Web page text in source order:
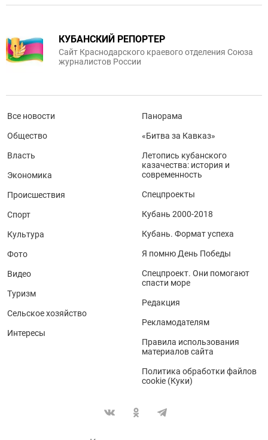
КУБАНСКИЙ РЕПОРТЕР
Сайт Краснодарского краевого отделения Союза
журналистов России
Все новости
Общество
Власть
Экономика
Происшествия
Спорт
Культура
Фото
Видео
Туризм
Сельское хозяйство
Интересы
Панорама
«Битва за Кавказ»
Летопись кубанского
казачества: история и
современность
Спецпроекты
Кубань 2000-2018
Кубань. Формат успеха
Я помню День Победы
Спецпроект. Они помогают
спасти море
Редакция
Рекламодателям
Правила использования
материалов сайта
Политика обработки файлов
cookie (Куки)